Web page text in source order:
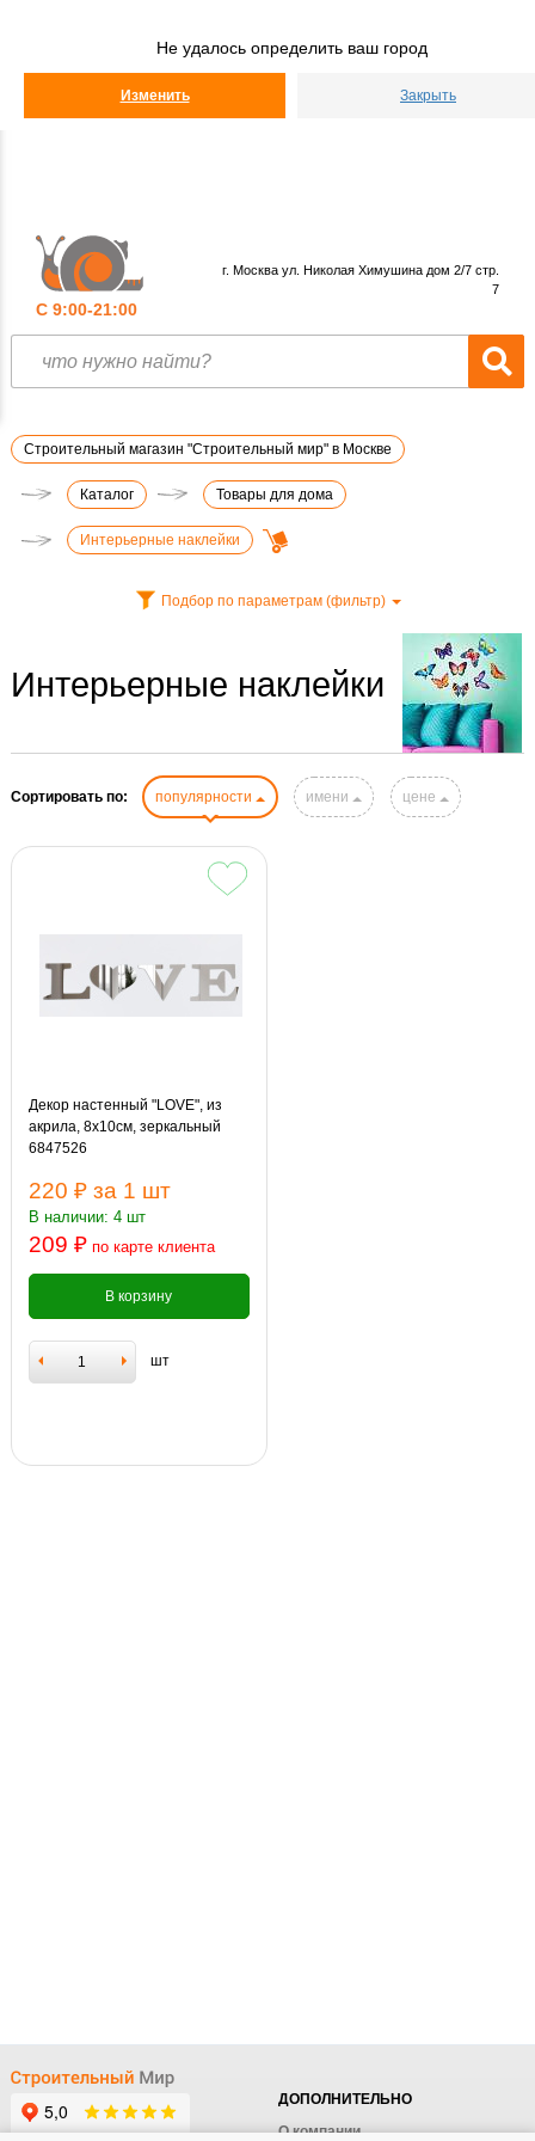
Не удалось определить ваш город
Изменить Закрыть
С 9:00-21:00
г. Москва ул. Николая Химушина дом 2/7 стр.
7
Строительный магазин "Строительный мир" в Москве
Каталог Товары для дома
Интерьерные наклейки
Подбор по параметрам (фильтр)
Интерьерные наклейки
Сортировать по: популярности имени цене
Декор настенный "LOVE", из
акрила, 8х10см, зеркальный
6847526
220 ₽ за 1 шт
В наличии: 4 шт
209 ₽ по карте клиента
В корзину
шт
ДОПОЛНИТЕЛЬНО
О компании